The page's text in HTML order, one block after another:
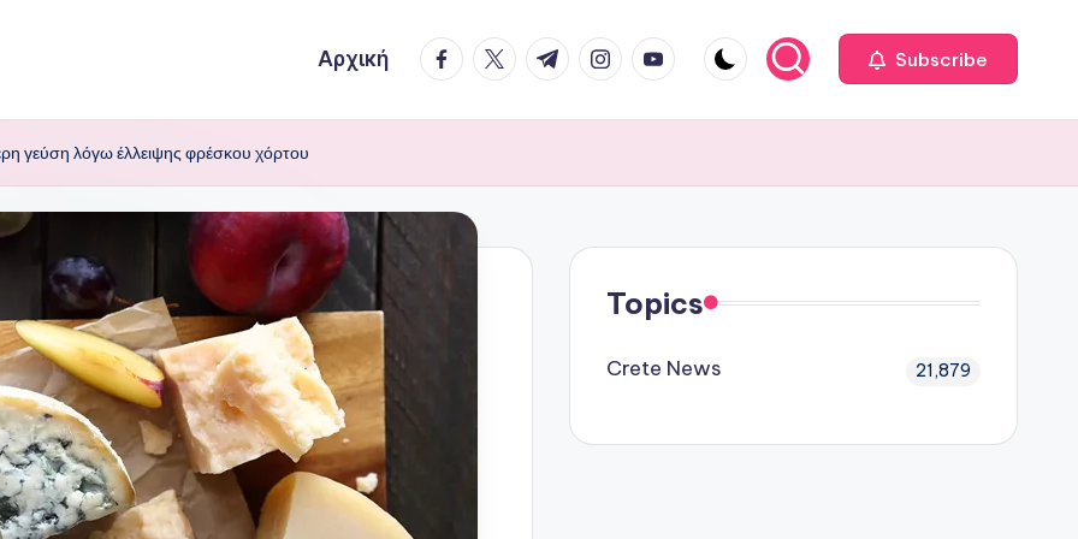
Αρχική facebook.com
twitter.com
t.me instagram.com
youtube.com Subscribe
γεύση λόγω έλλειψης φρέσκου χόρτου
Topics
Crete News 21,879